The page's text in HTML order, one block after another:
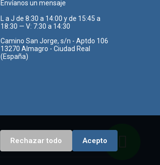
Envíanos un mensaje
L a J de 8:30 a 14:00 y de 15:45 a
18:30 — V: 7:30 a 14:30
Camino San Jorge, s/n - Aptdo 106
13270 Almagro - Ciudad Real
(España)
Rechazar todo Acepto